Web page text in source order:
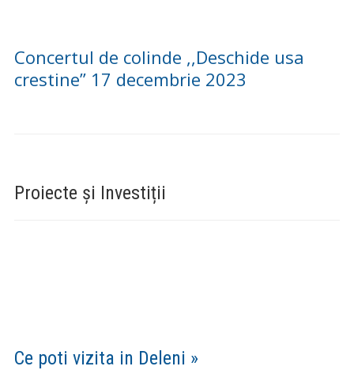
Concertul de colinde ,,Deschide usa
crestine” 17 decembrie 2023
Proiecte și Investiții
Ce poti vizita in Deleni »